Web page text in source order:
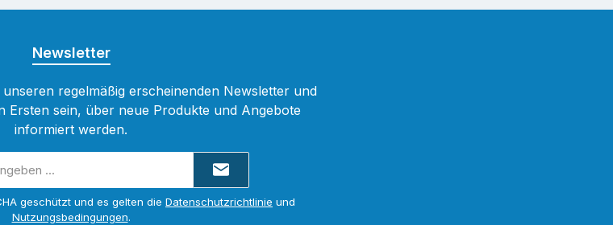
Newsletter
regelmäßig erscheinenden Newsletter und
Ersten sein, über neue Produkte und Angebote
informiert werden.
geschützt und es gelten die Datenschutzrichtlinie und
Nutzungsbedingungen.